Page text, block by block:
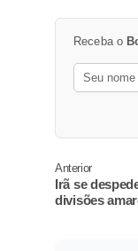
Receba o
Anterior
Irã se
divisões